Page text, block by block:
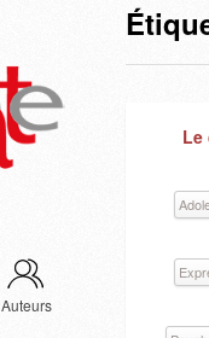
Auteurs
Le